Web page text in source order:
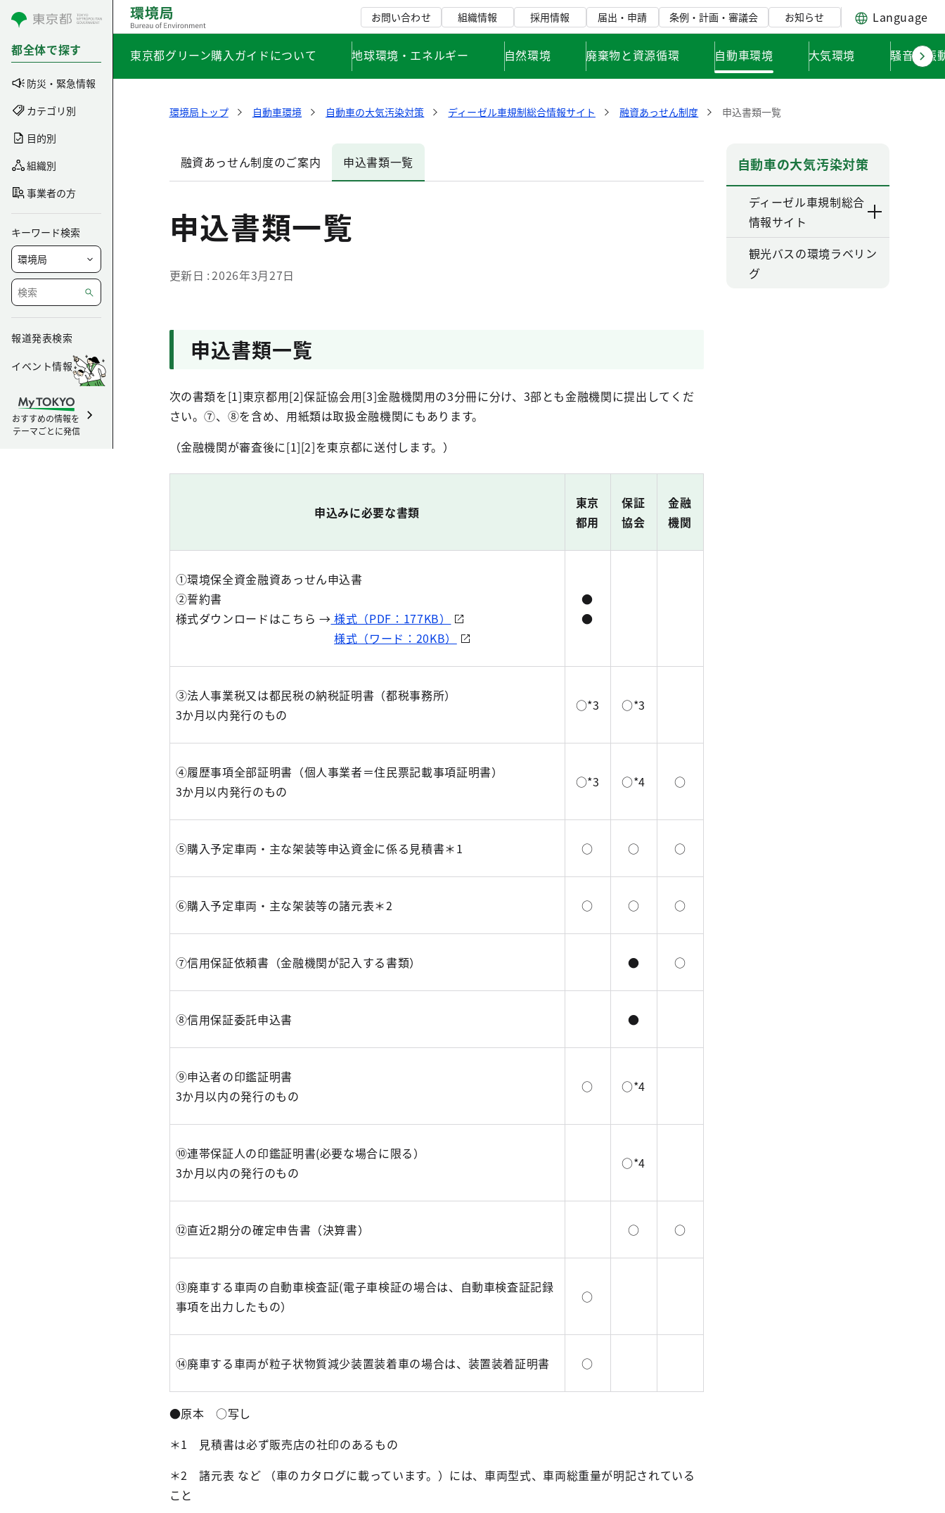
コンテンツにスキップ
都全体で探す
防災・緊急情報
カテゴリ別
目的別
組織別
事業者の方
キーワード検索
報道発表検索
イベント情報
おすすめの情報を
テーマごとに発信
お問い合わせ 組織情報 採用情報 届出・申請 条例・計画・審議会 お知らせ Language
東京都グリーン購入ガイドについて 地球環境・エネルギー 自然環境 廃棄物と資源循環 自動車環境 大気環境 騒音・振
環境局トップ 自動車環境 自動車の大気汚染対策 ディーゼル車規制総合情報サイト 融資あっせん制度 申込書類一覧
融資あっせん制度のご案内 申込書類一覧
申込書類一覧
更新日 2026年3月27日
申込書類一覧
次の書類を[1]東京都用[2]保証協会用[3]金融機関用の3分冊に分け、3部とも金融機関に提出してくだ
さい。⑦、⑧を含め、用紙類は取扱金融機関にもあります。
（金融機関が審査後に[1][2]を東京都に送付します。）
申込みに必要な書類
東京
都用
保証
協会
金融
機関
①環境保全資金融資あっせん申込書
②誓約書
様式ダウンロードはこちら → 様式（PDF：177KB）
様式（ワード：20KB）
●
●
③法人事業税又は都民税の納税証明書（都税事務所）
3か月以内発行のもの
○*3 ○*3
④履歴事項全部証明書（個人事業者＝住民票記載事項証明書）
3か月以内発行のもの
○*3 ○*4 ○
⑤購入予定車両・主な架装等申込資金に係る見積書＊1 ○ ○ ○
⑥購入予定車両・主な架装等の諸元表＊2 ○ ○ ○
⑦信用保証依頼書（金融機関が記入する書類） ● ○
⑧信用保証委託申込書 ●
⑨申込者の印鑑証明書
3か月以内の発行のもの
○ ○*4
➉連帯保証人の印鑑証明書(必要な場合に限る）
3か月以内の発行のもの
○*4
⑫直近2期分の確定申告書（決算書） ○ ○
⑬廃車する車両の自動車検査証(電子車検証の場合は、自動車検査証記録
事項を出力したもの）
○
⑭廃車する車両が粒子状物質減少装置装着車の場合は、装置装着証明書 ○
●原本 ○写し
＊1 見積書は必ず販売店の社印のあるもの
＊2 諸元表 など （車のカタログに載っています。）には、車両型式、車両総重量が明記されている
こと
自動車の大気汚染対策
ディーゼル車規制総合
情報サイト
観光バスの環境ラベリン
グ